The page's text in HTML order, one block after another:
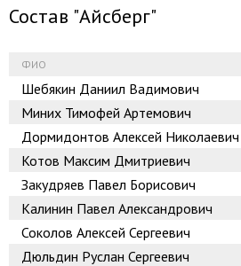
Состав "Айсберг"
ФИО
Шебякин Даниил Вадимович
Миних Тимофей Артемович
Дормидонтов Алексей Николаевич
Котов Максим Дмитриевич
Закудряев Павел Борисович
Калинин Павел Александрович
Соколов Алексей Сергеевич
Дюльдин Руслан Сергеевич